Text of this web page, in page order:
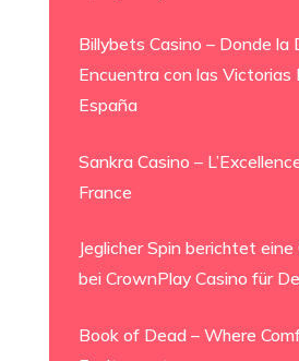
Billybets Casino – Donde la
Encuentra con las Victorias
España
Sankra Casino –
France
Jeglicher Spin berichtet
bei CrownPlay Casino für
Book of Dead – Where